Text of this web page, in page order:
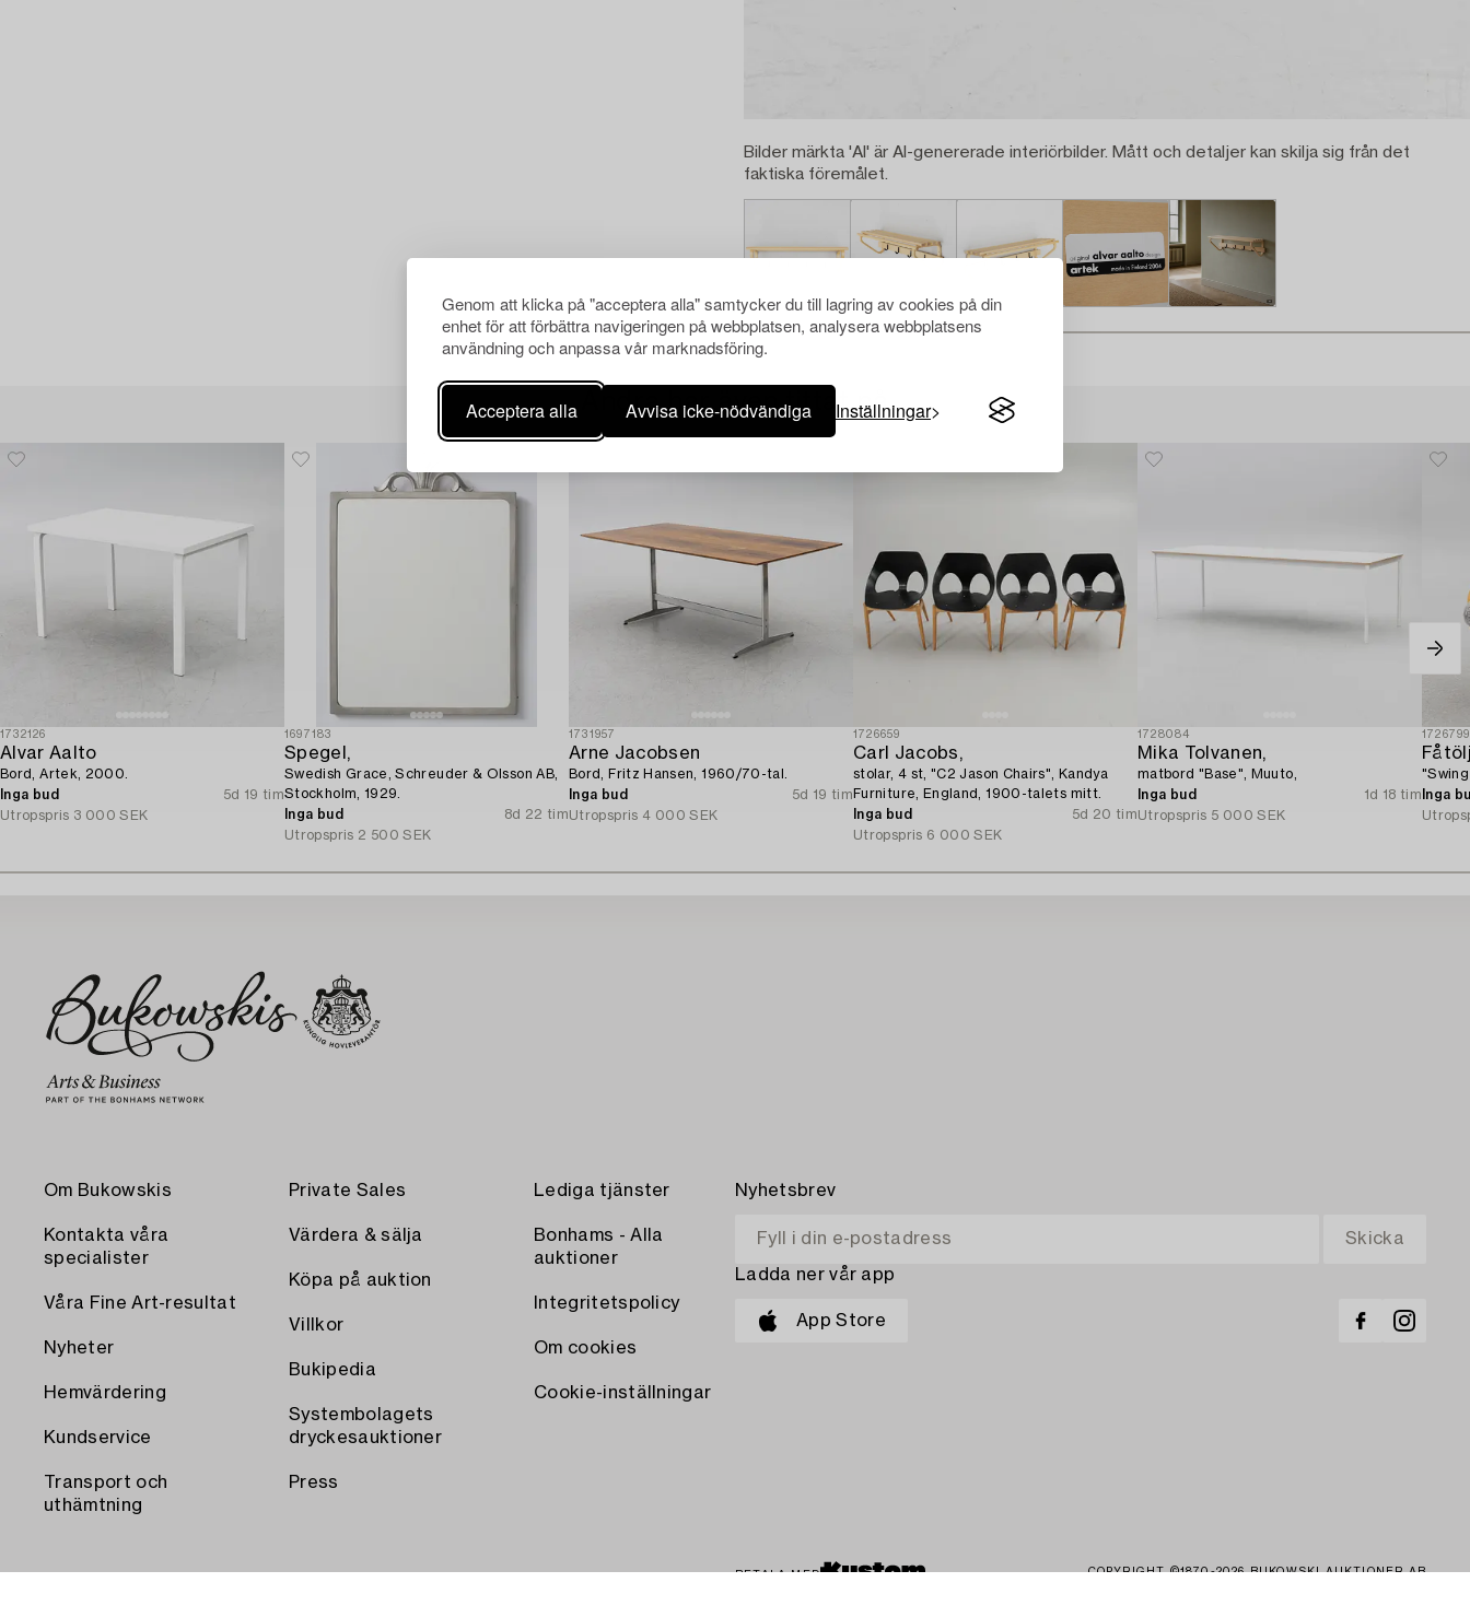
Genom att klicka på "acceptera alla" samtycker du till lagring av cookies på din
enhet för att förbättra navigeringen på webbplatsen, analysera webbplatsens
användning och anpassa vår marknadsföring.
Acceptera alla Avvisa icke-nödvändiga Inställningar
Bilder märkta 'AI' är AI-genererade interiörbilder. Mått och detaljer kan skilja sig från det
faktiska föremålet.
Andra har även tittat på
1732126
Alvar Aalto
Bord, Artek, 2000.
Inga bud
5d 19 tim
Utropspris 3 000 SEK
1697183
Spegel,
Swedish Grace, Schreuder & Olsson AB,
Stockholm, 1929.
Inga bud
8d 22 tim
Utropspris 2 500 SEK
1731957
Arne Jacobsen
Bord, Fritz Hansen, 1960/70-tal.
Inga bud
5d 19 tim
Utropspris 4 000 SEK
1726659
Carl Jacobs,
stolar, 4 st, "C2 Jason Chairs", Kandya
Furniture, England, 1900-talets mitt.
Inga bud
5d 20 tim
Utropspris 6 000 SEK
1728084
Mika Tolvanen,
matbord "Base", Muuto,
Inga bud
1d 18 tim
Utropspris 5 000 SEK
1726799
Inga
Om Bukowskis
Kontakta våra
specialister
Våra Fine Art-resultat
Nyheter
Hemvärdering
Kundservice
Transport och
uthämtning
Private Sales
Värdera & sälja
Köpa på auktion
Villkor
Bukipedia
Systembolagets
dryckesauktioner
Press
Lediga tjänster
Bonhams - Alla
auktioner
Integritetspolicy
Om cookies
Cookie-inställningar
Nyhetsbrev
Ladda ner vår app
App Store
BETALA MED COPYRIGHT ©1870-2026 BUKOWSKI AUKTIONER AB